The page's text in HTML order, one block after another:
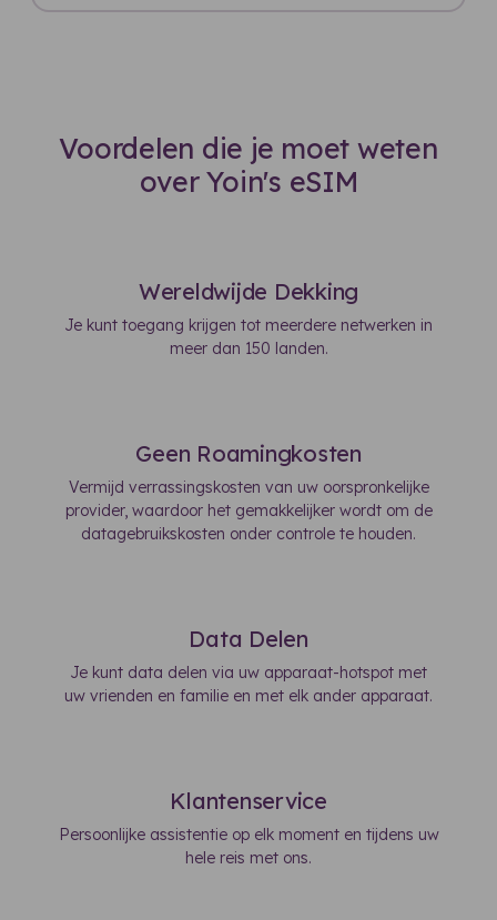
Voordelen die je moet weten
over Yoin's eSIM
Wereldwijde Dekking
Je kunt toegang krijgen tot meerdere netwerken in
meer dan 150 landen.
Geen Roamingkosten
Vermijd verrassingskosten van uw oorspronkelijke
provider, waardoor het gemakkelijker wordt om de
datagebruikskosten onder controle te houden.
Data Delen
Je kunt data delen via uw apparaat-hotspot met
uw vrienden en familie en met elk ander apparaat.
Klantenservice
Persoonlijke assistentie op elk moment en tijdens uw
hele reis met ons.